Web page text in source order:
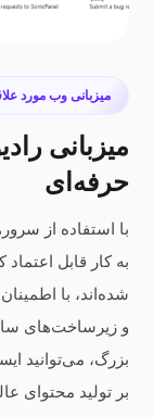
میزبانی وب مورد
میزبانی
حرفه‌ای
با استفاده از
به کار قابل
شده‌اند، با
و زیرساخت‌های
بزرگ، می‌توانید
بر تولید محتوای